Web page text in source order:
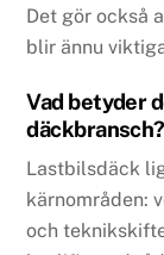
Det gör också
blir ännu
Vad betyder
däckbransch?
Lastbilsdäck
kärnområden:
och